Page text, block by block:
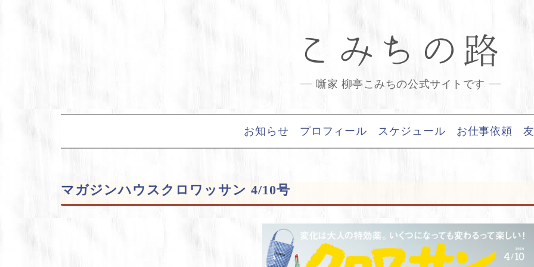
こみちの路
噺家 柳亭こみちの公式サイトです
お知らせ プロフィール スケジュール お仕事依頼
マガジンハウスクロワッサン 4/10号